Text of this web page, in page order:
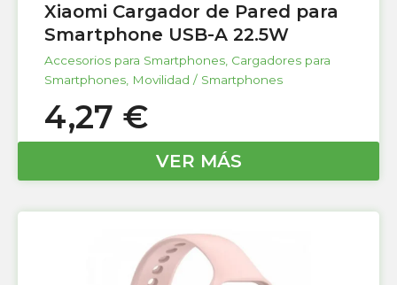
Xiaomi Cargador de Pared para
Smartphone USB-A 22.5W
Accesorios para Smartphones, Cargadores para
Smartphones, Movilidad / Smartphones
4,27 €
VER MÁS